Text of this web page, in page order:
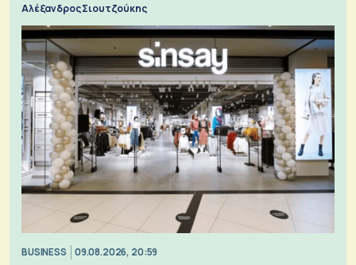
Αλέξανδρος Σιουτζούκης
BUSINESS 09.08.2026, 20:59